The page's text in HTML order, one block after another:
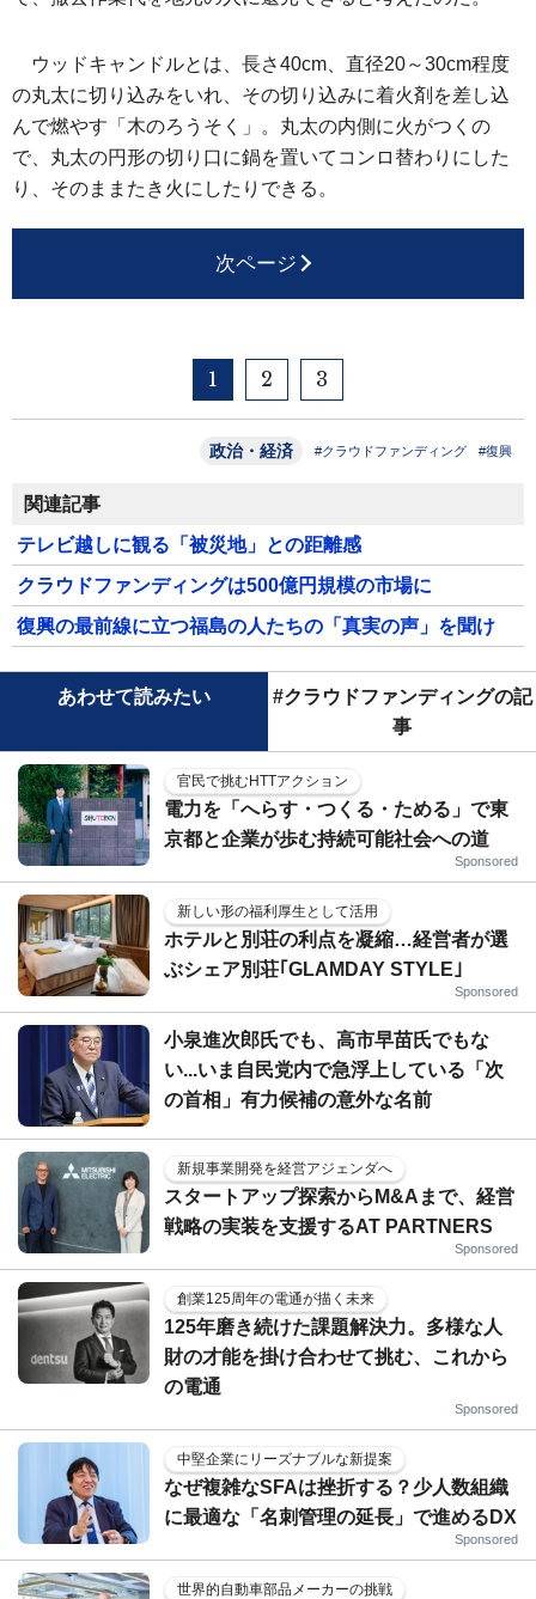
ウッドキャンドルとは、長さ40cm、直径20～30cm程度
の丸太に切り込みをいれ、その切り込みに着火剤を差し込
んで燃やす「木のろうそく」。丸太の内側に火がつくの
で、丸太の円形の切り口に鍋を置いてコンロ替わりにした
り、そのままたき火にしたりできる。
次ページ
1 2 3
政治・経済 #クラウドファンディング #復興
関連記事
テレビ越しに観る「被災地」との距離感
クラウドファンディングは500億円規模の市場に
復興の最前線に立つ福島の人たちの「真実の声」を聞け
あわせて読みたい
#クラウドファンディングの記
事
官民で挑むHTTアクション
電力を「へらす・つくる・ためる」で東
京都と企業が歩む持続可能社会への道
Sponsored
新しい形の福利厚生として活用
ホテルと別荘の利点を凝縮…経営者が選
ぶシェア別荘｢GLAMDAY STYLE｣
Sponsored
小泉進次郎氏でも、高市早苗氏でもな
い...いま自民党内で急浮上している「次
の首相」有力候補の意外な名前
新規事業開発を経営アジェンダへ
スタートアップ探索からM&Aまで、経営
戦略の実装を支援するAT PARTNERS
Sponsored
創業125周年の電通が描く未来
125年磨き続けた課題解決力。多様な人
財の才能を掛け合わせて挑む、これから
の電通
Sponsored
中堅企業にリーズナブルな新提案
なぜ複雑なSFAは挫折する？少人数組織
に最適な「名刺管理の延長」で進めるDX
Sponsored
世界的自動車部品メーカーの挑戦